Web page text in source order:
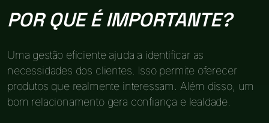
POR QUE É IMPORTANTE?
Uma gestão eficiente ajuda a identificar as
necessidades dos clientes. Isso permite oferecer
produtos que realmente interessam. Além disso, um
bom relacionamento gera confiança e lealdade.